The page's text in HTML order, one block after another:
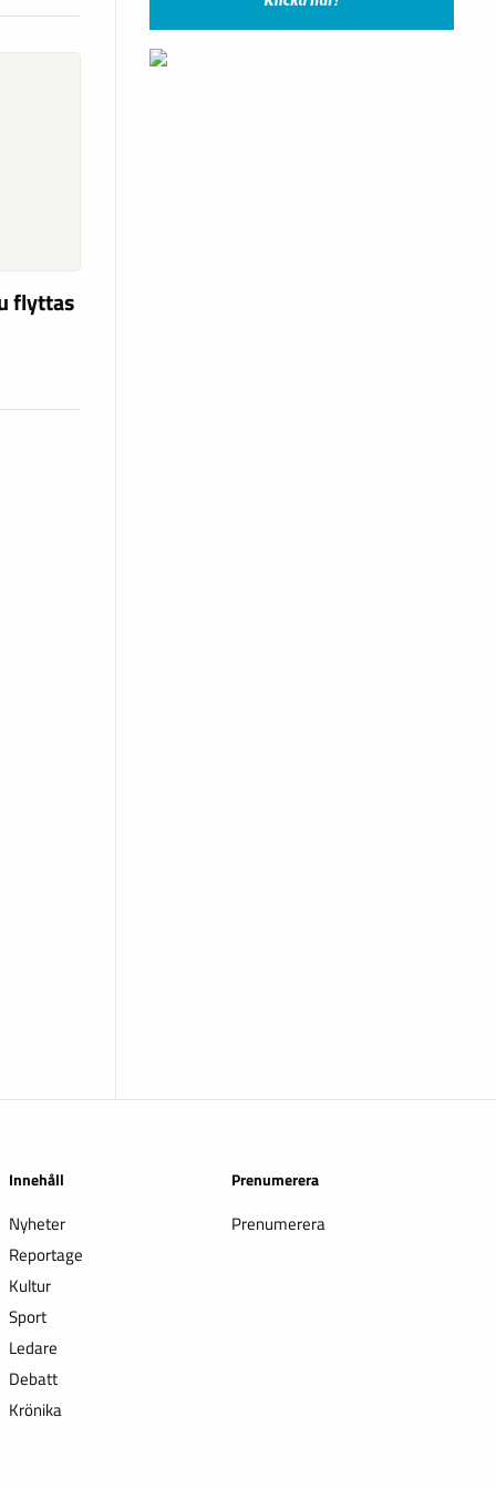
flyttas
Innehåll
Nyheter
Reportage
Kultur
Sport
Ledare
Debatt
Krönika
Prenumerera
Prenumerera